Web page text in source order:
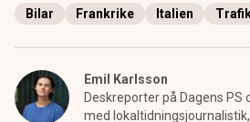
Bilar Frankrike Italien
Emil Karlsson
Deskreporter på Dagens
med